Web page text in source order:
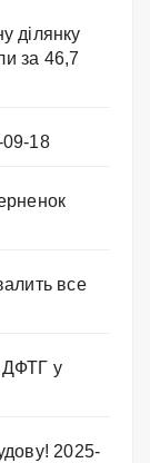
ділянку
за 46,7
18
все
ДФТГ у
2025-